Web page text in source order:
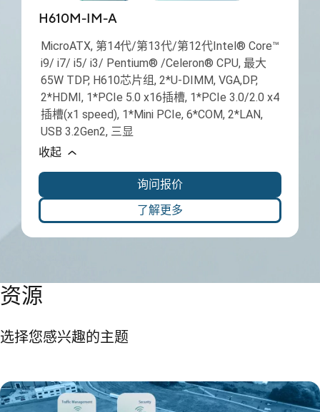
H610M-IM-A
MicroATX, 第14代/第13代/第12代Intel® Core™
i9/ i7/ i5/ i3/ Pentium® /Celeron® CPU, 最大
65W TDP, H610芯片组, 2*U-DIMM, VGA,DP,
2*HDMI, 1*PCIe 5.0 x16插槽, 1*PCIe 3.0/2.0 x4
插槽(x1 speed), 1*Mini PCIe, 6*COM, 2*LAN,
USB 3.2Gen2, 三显
收起
询问报价
了解更多
资源
选择您感兴趣的主题